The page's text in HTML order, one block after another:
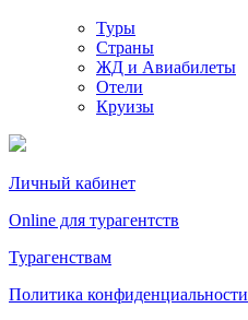
Туры
Страны
ЖД и Авиабилеты
Отели
Круизы
Личный кабинет
Online для турагентств
Турагенствам
Политика конфиденциальности